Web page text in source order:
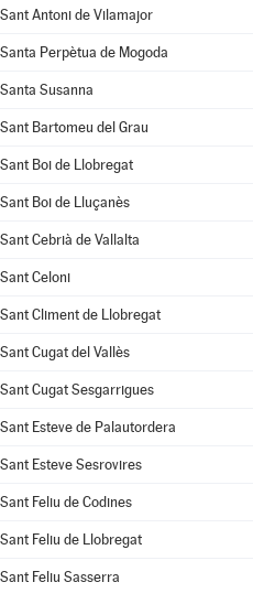
Sant Antoni de Vilamajor
Santa Perpètua de Mogoda
Santa Susanna
Sant Bartomeu del Grau
Sant Boi de Llobregat
Sant Boi de Lluçanès
Sant Cebrià de Vallalta
Sant Celoni
Sant Climent de Llobregat
Sant Cugat del Vallès
Sant Cugat Sesgarrigues
Sant Esteve de Palautordera
Sant Esteve Sesrovires
Sant Feliu de Codines
Sant Feliu de Llobregat
Sant Feliu Sasserra